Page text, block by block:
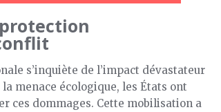
s’inquiète de l’impact dévastateur
menace écologique, les États ont
ces dommages. Cette mobilisation a